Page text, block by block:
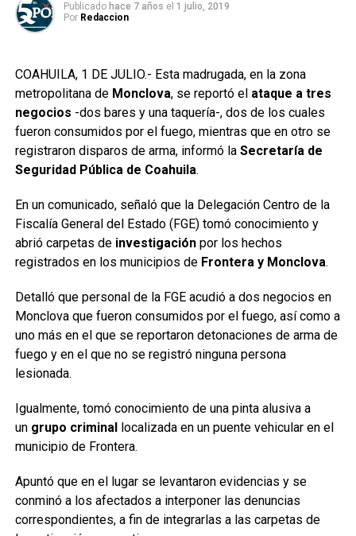
Publicado hace 7 años el 1 julio, 2019
Por Redaccion
COAHUILA, 1 DE JULIO.- Esta madrugada, en la zona
metropolitana de Monclova, se reportó el ataque a tres
negocios -dos bares y una taquería-, dos de los cuales
fueron consumidos por el fuego, mientras que en otro se
registraron disparos de arma, informó la Secretaría de
Seguridad Pública de Coahuila.
En un comunicado, señaló que la Delegación Centro de la
Fiscalía General del Estado (FGE) tomó conocimiento y
abrió carpetas de investigaciónpor los hechos
registrados en los municipios de Frontera y Monclova.
Detalló que personal de la FGE acudió a dos negocios en
Monclova que fueron consumidos por el fuego, así como a
uno más en el que se reportaron detonaciones de arma de
fuego y en el que no se registró ninguna persona
lesionada.
Igualmente, tomó conocimiento de una pinta alusiva a
un grupo criminallocalizada en un puente vehicular en el
municipio de Frontera.
Apuntó que en el lugar se levantaron evidencias y se
conminó a los afectados a interponer las denuncias
correspondientes, a fin de integrarlas a las carpetas de